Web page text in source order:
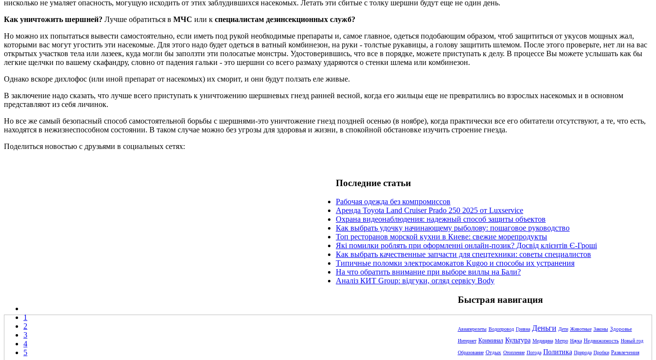
нисколько не умаляет опасность, могущую исходить от этих заблудившихся насекомых. Летать эти сбитые с толку шершни будут еще не один день.
Как уничтожить шершней? Лучше обратиться в МЧС или к специалистам дезинсекционных служб?
Но можно их попытаться вывести самостоятельно, если иметь под рукой необходимые препараты и, самое главное, одеться подобающим образом, чтоб защититься от укусов мощных жал,
которыми вас могут угостить эти насекомые. Для этого надо будет одеться в ватный комбинезон, на руки - толстые рукавицы, а голову защитить шлемом. После этого проверьте, нет ли на вас
открытых участков тела или лазеек, куда могли бы заползти эти полосатые монстры. Удостоверившись, что все в порядке, можете приступать к делу. В процессе Вы можете услышать как бы
легкие щелчки по вашему скафандру, словно от падения гальки - это шершни со всего размаху ударяются о стенки шлема или комбинезон.
Однако вскоре дихлофос (или иной препарат от насекомых) их сморит, и они будут ползать еле живые.
В заключение надо сказать, что лучше всего приступать к уничтожению шершневых гнезд ранней весной, когда его жильцы еще не превратились во взрослых насекомых и в основном
представляют из себя личинок.
Но все же самый безопасный способ самостоятельной борьбы с шершнями-это уничтожение гнезд поздней осенью (в ноябре), когда практически все его обитатели отсутствуют, а те, что есть,
находятся в нежизнеспособном состоянии. В таком случае можно без угрозы для здоровья и жизни, в спокойной обстановке изучить строение гнезда.
Поделиться новостью с друзьями в социальных сетях:
1
2
3
4
5
Последние статьи
Рабочая одежда без компромиссов
Аренда Toyota Land Cruiser Prado 250 2025 от Luxservice
Охрана видеонаблюдения: надежный способ защиты объектов
Как выбрать удочку начинающему рыболову: пошаговое руководство
Топ ресторанов морской кухни в Киеве: свежие морепродукты
Які помилки роблять при оформленні онлайн-позик? Досвід клієнтів Є-Гроші
Как выбрать качественные запчасти для спецтехники: советы специалистов
Типичные поломки электросамокатов Kugoo и способы их устранения
На что обратить внимание при выборе виллы на Бали?
Аналіз КИТ Group: відгуки, огляд сервісу Body
Быстрая навигация
Авиаперелеты Водопровод Гривна Деньги Дети Животные Законы Здоровье
Интернет Криминал Культура Медицина Метро Наука Недвижимость Новый год
Образование Отдых Отопление Погода Политика Природа Пробки Развлечения